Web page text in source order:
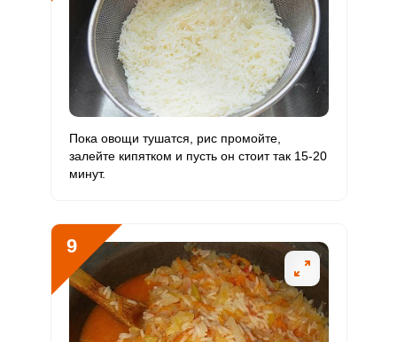
Пока овощи тушатся, рис промойте,
залейте кипятком и пусть он стоит так 15-20
минут.
9